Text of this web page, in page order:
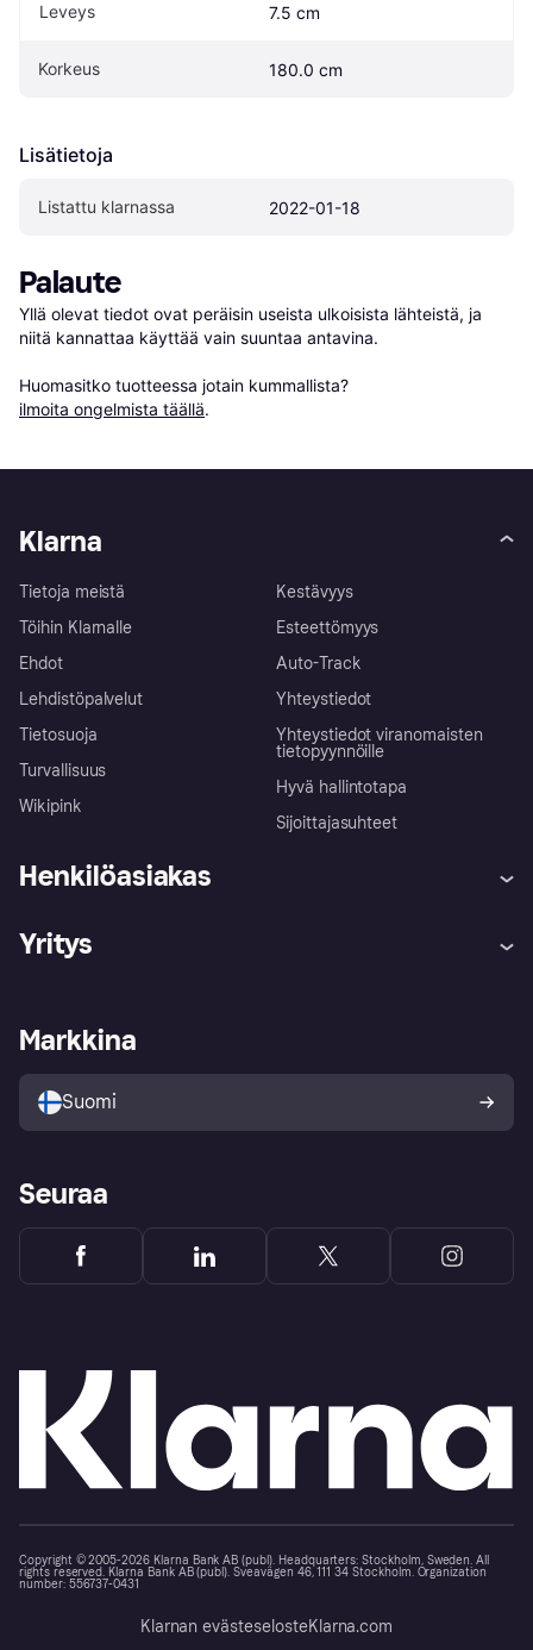
Leveys 7.5 cm
Korkeus 180.0 cm
Lisätietoja
Listattu klarnassa 2022-01-18
Palaute
Yllä olevat tiedot ovat peräisin useista ulkoisista lähteistä, ja
niitä kannattaa käyttää vain suuntaa antavina.
Huomasitko tuotteessa jotain kummallista?
ilmoita ongelmista täällä.
Klarna
Tietoja meistä
Töihin Klarnalle
Ehdot
Lehdistöpalvelut
Tietosuoja
Turvallisuus
Wikipink
Kestävyys
Esteettömyys
Auto-Track
Yhteystiedot
Yhteystiedot viranomaisten
tietopyynnöille
Hyvä hallintotapa
Sijoittajasuhteet
Henkilöasiakas
Ohje
Kirjaudu sisään
Tutustu kauppoihin
Ostajan turva
Yritys
Kirjaudu sisään yrityksenä
Markkina
Suomi
Seuraa
Copyright © 2005-2026 Klarna Bank AB (publ). Headquarters: Stockholm, Sweden. All
rights reserved. Klarna Bank AB (publ). Sveavägen 46, 111 34 Stockholm. Organization
number: 556737-0431
Klarnan evästeselosteKlarna.com